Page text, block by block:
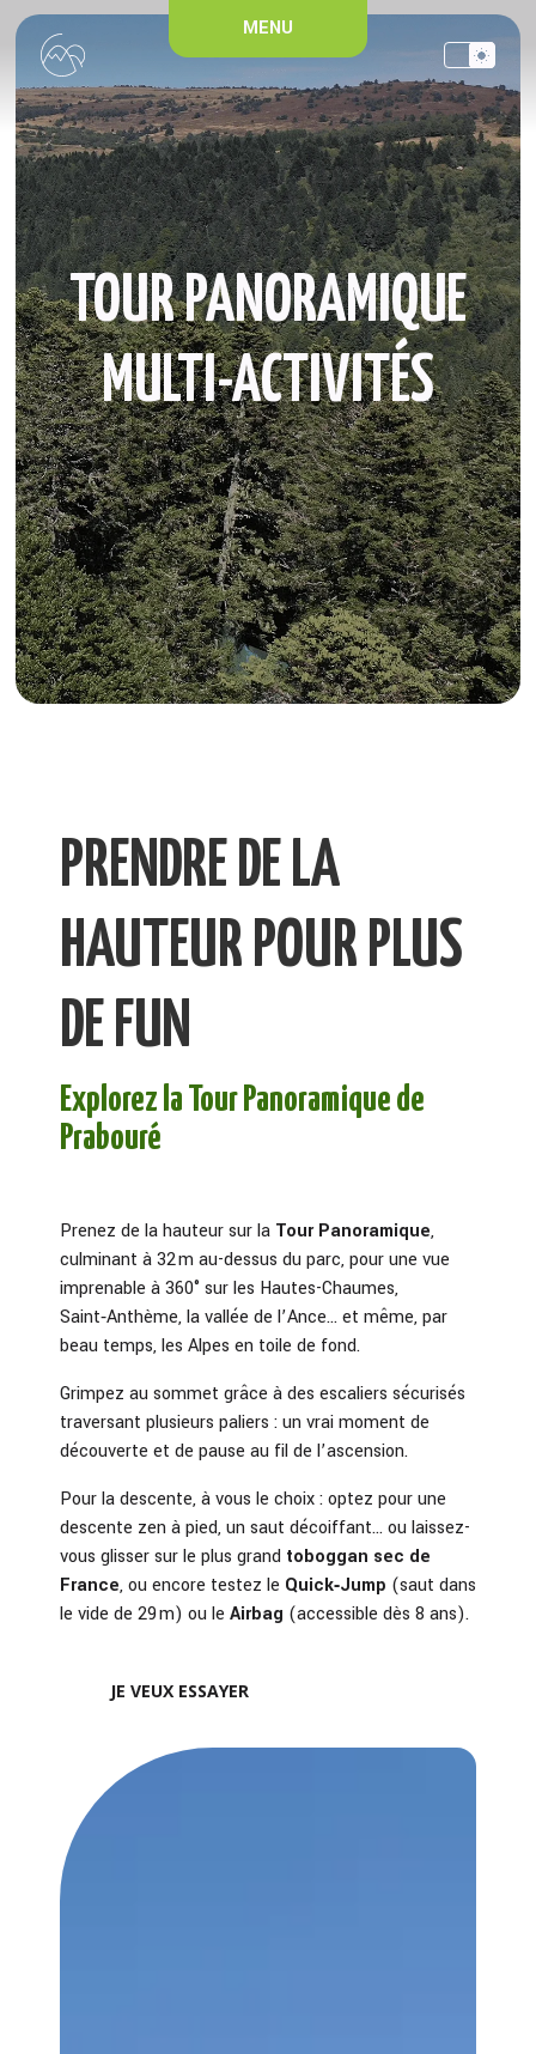
Panneau de gestion des cookies
MENU
TOUR PANORAMIQUE
MULTI-ACTIVITÉS
PRENDRE DE LA
HAUTEUR POUR PLUS
DE FUN
Explorez la Tour Panoramique de
Prabouré
Prenez de la hauteur sur la Tour Panoramique,
culminant à 32 m au-dessus du parc, pour une vue
imprenable à 360° sur les Hautes-Chaumes,
Saint‑Anthème, la vallée de l’Ance… et même, par
beau temps, les Alpes en toile de fond.
Grimpez au sommet grâce à des escaliers sécurisés
traversant plusieurs paliers : un vrai moment de
découverte et de pause au fil de l’ascension.
Pour la descente, à vous le choix : optez pour une
descente zen à pied, un saut décoiffant… ou laissez-
vous glisser sur le plus grand toboggan sec de
France, ou encore testez le Quick‑Jump (saut dans
le vide de 29 m) ou le Airbag (accessible dès 8 ans).
JE VEUX ESSAYER